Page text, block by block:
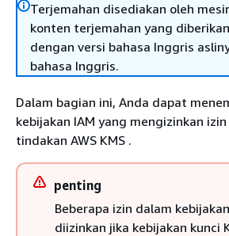
Terjemahan disediakan oleh
konten terjemahan yang
dengan versi bahasa Inggris
bahasa Inggris.
Dalam bagian ini, Anda dapat
kebijakan IAM yang mengizinkan
tindakan AWS KMS .
penting
Beberapa izin dalam
diizinkan jika kebijakan kunci